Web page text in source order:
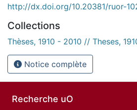
http://dx.doi.org/10.20381/ruor-
Collections
Thèses, 1910 - 2010 // Theses,
Notice complète
Recherche uO